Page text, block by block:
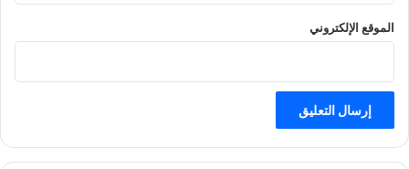
الموقع الإلكتروني